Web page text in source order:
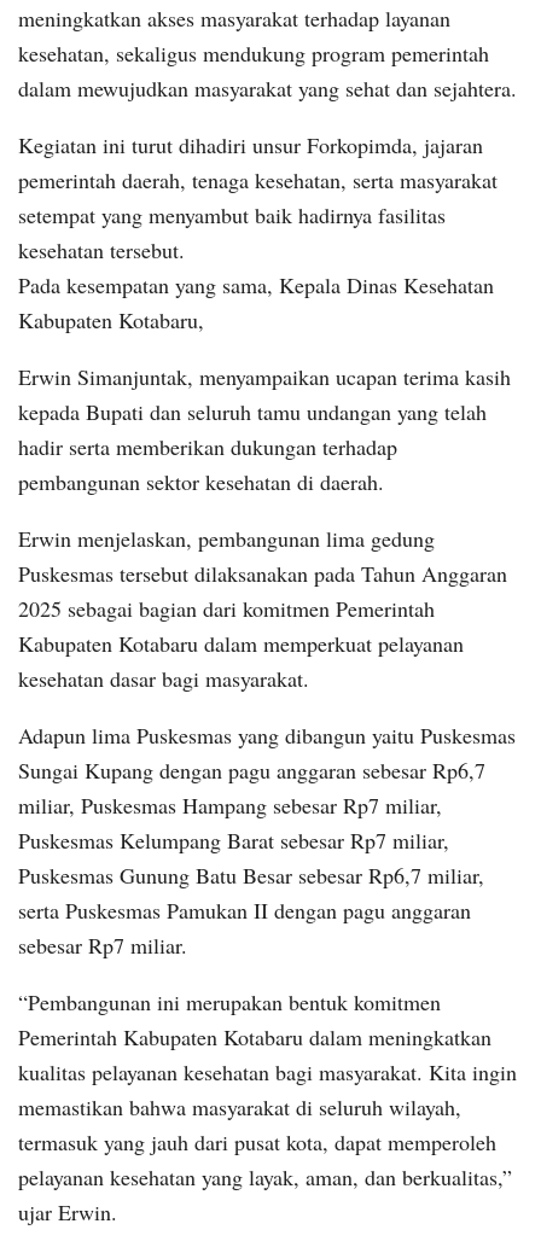
meningkatkan akses masyarakat terhadap layanan
kesehatan, sekaligus mendukung program pemerintah
dalam mewujudkan masyarakat yang sehat dan sejahtera.
Kegiatan ini turut dihadiri unsur Forkopimda, jajaran
pemerintah daerah, tenaga kesehatan, serta masyarakat
setempat yang menyambut baik hadirnya fasilitas
kesehatan tersebut.
Pada kesempatan yang sama, Kepala Dinas Kesehatan
Kabupaten Kotabaru,
Erwin Simanjuntak, menyampaikan ucapan terima kasih
kepada Bupati dan seluruh tamu undangan yang telah
hadir serta memberikan dukungan terhadap
pembangunan sektor kesehatan di daerah.
Erwin menjelaskan, pembangunan lima gedung
Puskesmas tersebut dilaksanakan pada Tahun Anggaran
2025 sebagai bagian dari komitmen Pemerintah
Kabupaten Kotabaru dalam memperkuat pelayanan
kesehatan dasar bagi masyarakat.
Adapun lima Puskesmas yang dibangun yaitu Puskesmas
Sungai Kupang dengan pagu anggaran sebesar Rp6,7
miliar, Puskesmas Hampang sebesar Rp7 miliar,
Puskesmas Kelumpang Barat sebesar Rp7 miliar,
Puskesmas Gunung Batu Besar sebesar Rp6,7 miliar,
serta Puskesmas Pamukan II dengan pagu anggaran
sebesar Rp7 miliar.
“Pembangunan ini merupakan bentuk komitmen
Pemerintah Kabupaten Kotabaru dalam meningkatkan
kualitas pelayanan kesehatan bagi masyarakat. Kita ingin
memastikan bahwa masyarakat di seluruh wilayah,
termasuk yang jauh dari pusat kota, dapat memperoleh
pelayanan kesehatan yang layak, aman, dan berkualitas,”
ujar Erwin.